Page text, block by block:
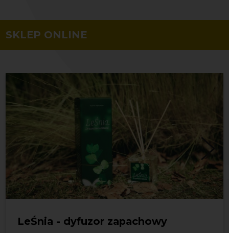
SKLEP ONLINE
LeŚnia - dyfuzor zapachowy